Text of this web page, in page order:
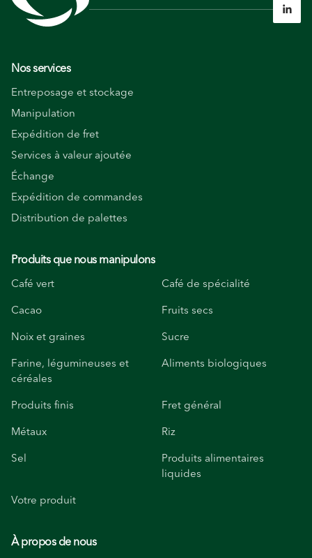

Nos services
Entreposage et stockage
Manipulation
Expédition de fret
Services à valeur ajoutée
Échange
Expédition de commandes
Distribution de palettes
Produits que nous manipulons
Café vert
Café de spécialité
Cacao
Fruits secs
Noix et graines
Sucre
Farine, légumineuses et
céréales
Aliments biologiques
Produits finis
Fret général
Métaux
Riz
Sel
Produits alimentaires
liquides
Votre produit
À propos de nous